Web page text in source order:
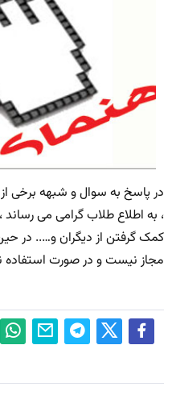
در پاسخ به سوال و شبهه برخی
، به اطلاع طلاب گرامی می رساند
کمک گرفتن از دیگران و….. در
مجاز نیست و در صورت استفاده